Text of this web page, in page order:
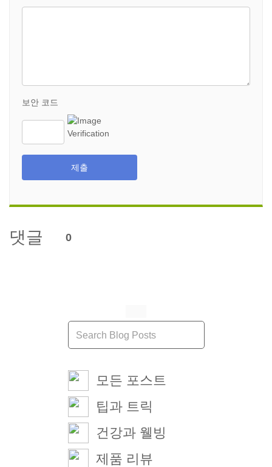
보안 코드
제출
댓글 0
모든 포스트
팁과 트릭
건강과 웰빙
제품 리뷰